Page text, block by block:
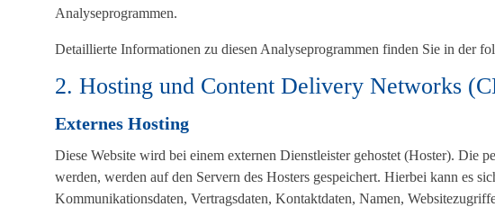
Analyseprogrammen.
Detaillierte Informationen zu diesen Analyseprogrammen finden Sie in der
2. Hosting und Content Delivery Networks
Externes Hosting
Diese Website wird bei einem externen Dienstleister gehostet (Hoster). Die
werden, werden auf den Servern des Hosters gespeichert. Hierbei kann es
Kommunikationsdaten, Vertragsdaten, Kontaktdaten, Namen,